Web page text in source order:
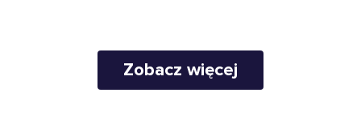
Zobacz więcej